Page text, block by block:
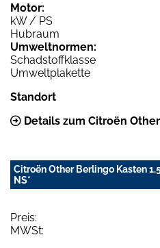
Motor:
kW / PS
Hubraum
Umweltnormen:
Schadstoffklasse
Umweltplakette
Standort
Details zum Citroën
Citroën Other Berlingo Kasten
NS*
Preis:
MWSt: